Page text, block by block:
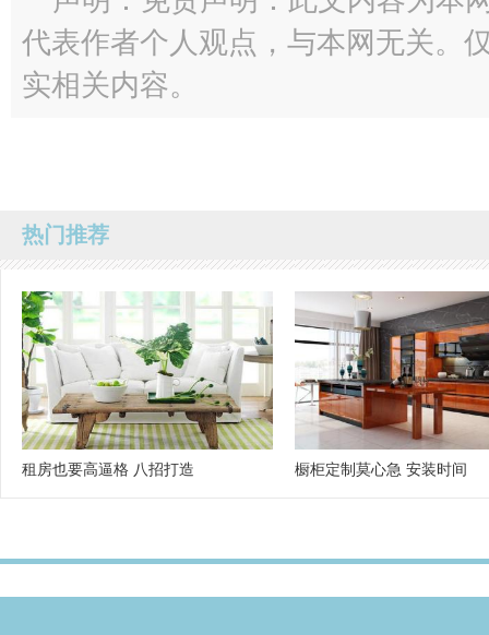
代表作者个人观点，与本网无关。
实相关内容。
热门推荐
租房也要高逼格 八招打造 橱柜定制莫心急 安装时间